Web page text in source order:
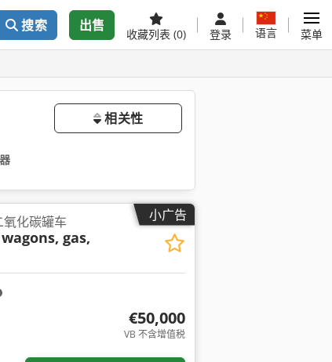
搜索 出售
收藏列表 (0) 登录 语言 菜单
相关性
小广告
化碳罐车
wagons, gas,
€50,000
VB 不含增值税